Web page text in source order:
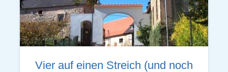
Vier auf einen Streich (und noch